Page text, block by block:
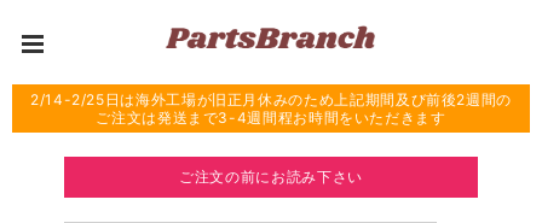
2/14-2/25日は海外工場が旧正月休みのため上記期間及び前後2週間の
ご注文は発送まで3-4週間程お時間をいただきます
ご注文の前にお読み下さい